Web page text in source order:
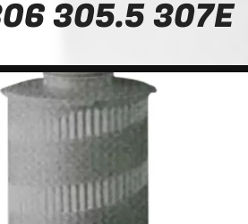
305.5 307E